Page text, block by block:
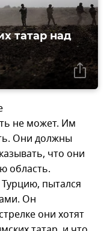
татар над
не может. Им
Они должны
что они
область.
пытался
Он
они хотят